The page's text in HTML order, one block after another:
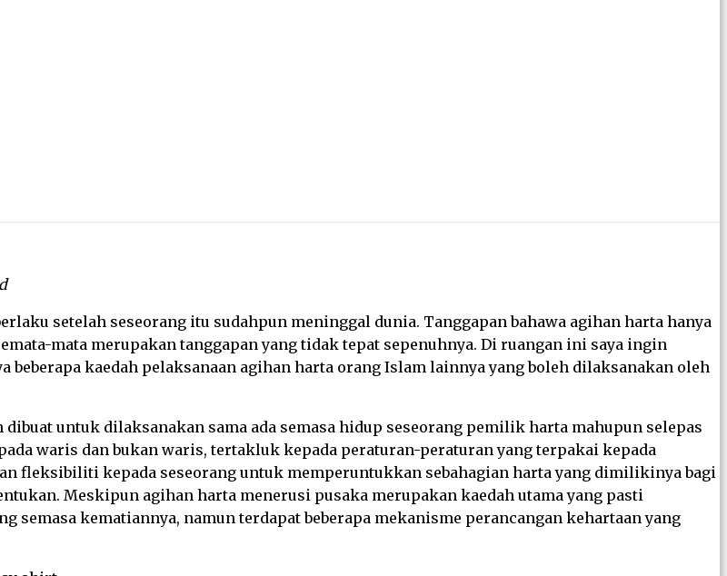
setelah seseorang itu sudahpun meninggal dunia. Tanggapan bahawa agihan harta hanya
mata merupakan tanggapan yang tidak tepat sepenuhnya. Di ruangan ini saya ingin
kaedah pelaksanaan agihan harta orang Islam lainnya yang boleh dilaksanakan oleh
untuk dilaksanakan sama ada semasa hidup seseorang pemilik harta mahupun selepas
waris dan bukan waris, tertakluk kepada peraturan-peraturan yang terpakai kepada
fleksibiliti kepada seseorang untuk memperuntukkan sebahagian harta yang dimilikinya bagi
Meskipun agihan harta menerusi pusaka merupakan kaedah utama yang pasti
semasa kematiannya, namun terdapat beberapa mekanisme perancangan kehartaan yang